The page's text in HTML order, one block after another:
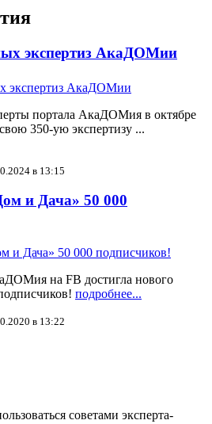
экспертиз АкаДОМии
портала АкаДОМия в октябре
350-ую экспертизу ...
в 13:15
и Дача» 50 000
на FB достигла нового
подробнее...
в 13:22
советами эксперта-